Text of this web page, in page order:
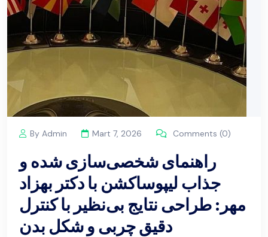
By Admin Mart 7, 2026 Comments (0)
راهنمای شخصی‌سازی شده و
جذاب لیپوساکشن با دکتر بهزاد
مهر: طراحی نتایج بی‌نظیر با كنترل
دقیق چربی و شکل بدن